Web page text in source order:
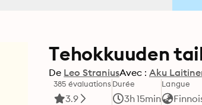
Tehokkuuden
De Leo StraniusAvec : Aku
385 évaluations
3.9
Durée
3h 15min
Langue